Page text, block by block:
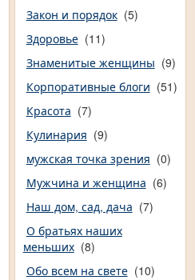
Закон и порядок (5)
Здоровье (11)
Знаменитые женщины (9)
Корпоративные блоги (51)
Красота (7)
Кулинария (9)
мужская точка зрения (0)
Мужчина и женщина (6)
Наш дом, сад, дача (7)
О братьях наших
меньших (8)
Обо всем на свете (10)